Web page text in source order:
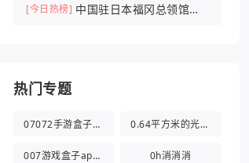
[今日热榜] 中国驻日本福冈总领馆紧
热门专题
07072手游盒子app 0.64平方米的光都与你有关
007游戏盒子app官方版 0h消消消